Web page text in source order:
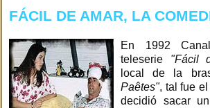
FÁCIL DE AMAR, LA
En 1992
teleserie "Fácil
local de la
Paêtes", tal fue el
decidió sacar